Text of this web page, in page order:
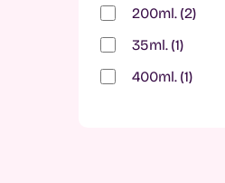
200ml. 2
35ml. 1
400ml. 1